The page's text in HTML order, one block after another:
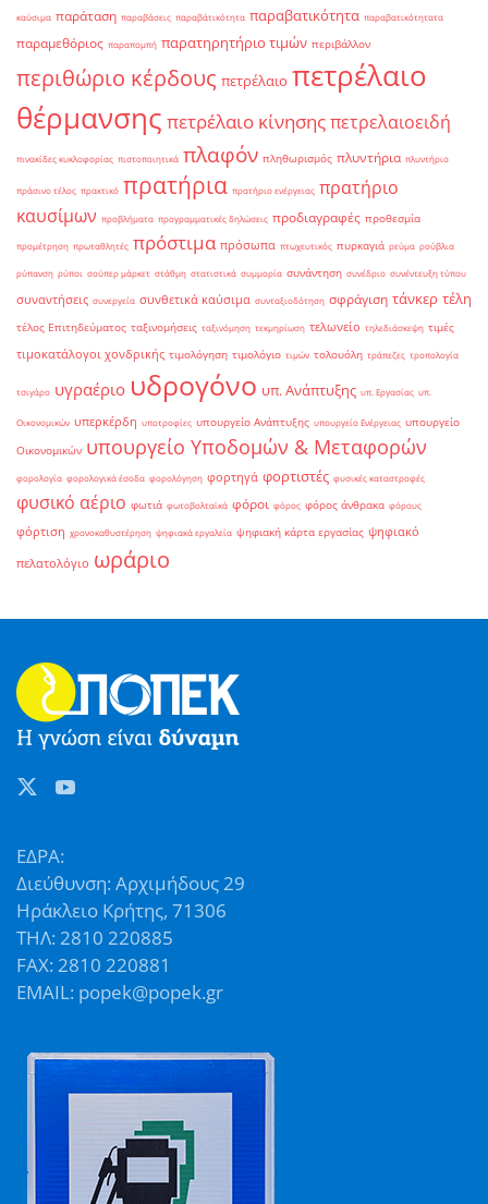
καύσιμα παράταση παραβάσεις παραβάτικότητα παραβατικότητα παραβατικότητατα
παραμεθόριος παραπομπή παρατηρητήριο τιμών περιβάλλον
περιθώριο κέρδους πετρέλαιο πετρέλαιο
θέρμανσης πετρέλαιο κίνησηςπετρελαιοειδή
πινακίδες κυκλοφορίας πιστοποιητικά πλαφόν πληθωρισμός πλυντήρια πλυντήριο
πράσινο τέλος πρακτικό πρατήρια πρατήριο ενέργειας πρατήριο
καυσίμων προβλήματα προγραμματικές δηλώσεις προδιαγραφές προθεσμία
προμέτρηση πρωταθλητές πρόστιμα πρόσωπα πτωχευτικός πυρκαγιά ρεύμα ρούβλια
ρύπανση ρύποι σούπερ μάρκετ στάθμη στατιστικά συμμορία συνάντηση συνέδριο συνέντευξη τύπου
συναντήσεις συνεργεία συνθετικά καύσιμα συνταξιοδότηση σφράγιση τάνκερ τέλη
τέλος Επιτηδεύματος ταξινομήσεις ταξινόμηση τεκμηρίωση τελωνείο τηλεδιάσκεψη τιμές
τιμοκατάλογοι χονδρικής τιμολόγηση τιμολόγιο τιμών τολουόλη τράπεζες τροπολογία
τσιγάρο υγραέριο υδρογόνο υπ. Ανάπτυξης υπ. Εργασίας υπ.
Οικονομικών υπερκέρδη υποτροφίες υπουργείο Ανάπτυξης υπουργείο Ενέργειας υπουργείο
Οικονομικών υπουργείο Υποδομών & Μεταφορών
φορολογία φορολογικά έσοδα φορολόγηση φορτηγά φορτιστές φυσικές καταστροφές
φυσικό αέριο φωτιά φωτοβολταϊκά φόροι φόρος φόρος άνθρακα φόρους
φόρτιση χρονοκαθυστέρηση ψηφιακά εργαλεία ψηφιακή κάρτα εργασίας ψηφιακό
πελατολόγιο ωράριο
ΕΔΡΑ:
Διεύθυνση: Αρχιμήδους 29
Ηράκλειο Κρήτης, 71306
ΤΗΛ: 2810 220885
FAX: 2810 220881
EMAIL: popek@popek.gr